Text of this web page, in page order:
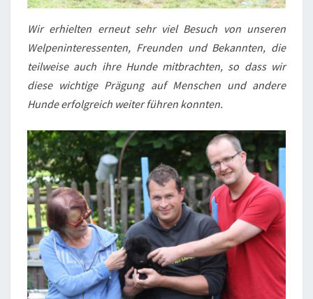
Wir erhielten erneut sehr viel Besuch von unseren
Welpeninteressenten, Freunden und Bekannten, die
teilweise auch ihre Hunde mitbrachten, so dass wir
diese wichtige Prägung auf Menschen und andere
Hunde erfolgreich weiter führen konnten.